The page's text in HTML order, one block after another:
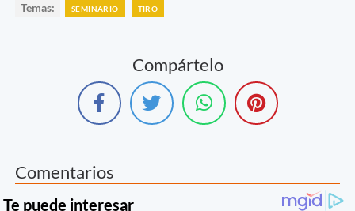
Temas: SEMINARIO TIRO
Compártelo
Comentarios